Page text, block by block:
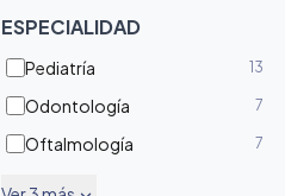
ESPECIALIDAD
Pediatría 13
Odontología 7
Oftalmología 7